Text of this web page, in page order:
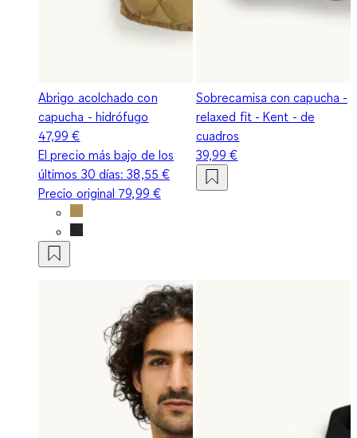
Abrigo acolchado con
capucha - hidrófugo
47,99 €
El precio más bajo de los
últimos 30 días:38,55 €
Precio original 79,99 €
Sobrecamisa con capucha -
relaxed fit - Kent - de
cuadros
39,99 €